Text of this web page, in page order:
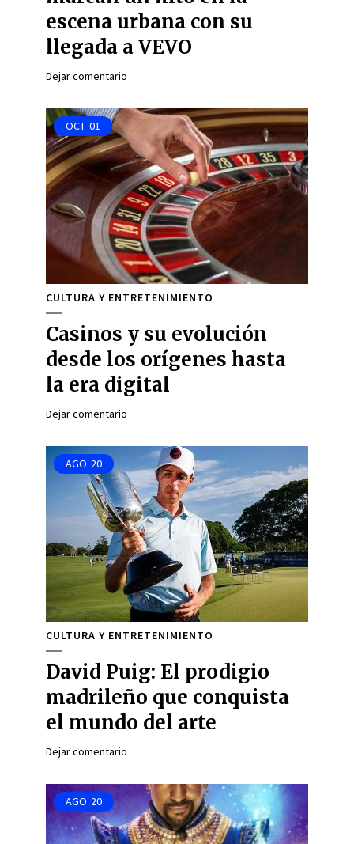
escena urbana con su
llegada a VEVO
Dejar comentario
OCT 01
CULTURA Y ENTRETENIMIENTO
Casinos y su evolución
desde los orígenes hasta
la era digital
Dejar comentario
AGO 20
CULTURA Y ENTRETENIMIENTO
David Puig: El prodigio
madrileño que conquista
el mundo del arte
Dejar comentario
AGO 20